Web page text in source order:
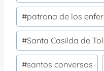
#patrona de los
#Santa Casilda de
#santos conversos